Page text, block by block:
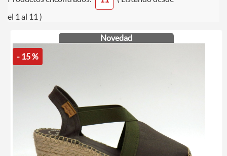
el 1 al 11 )
Novedad
- 15 %